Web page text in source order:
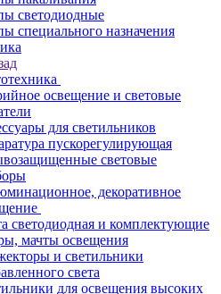
светодиодные
специального назначения
освещение и световые
для светильников
пускорегулирующая
световые
декоративное
светодиодная и комплектующие
мачты освещения
и светильники
света
для освещения высоких